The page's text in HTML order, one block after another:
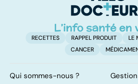
RECETTES RAPPEL PRODUIT
LE
CANCER
Qui sommes-nous ?